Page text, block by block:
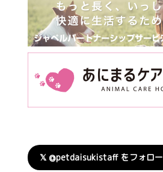
𝕏 @petdaisukistaff をフォロー